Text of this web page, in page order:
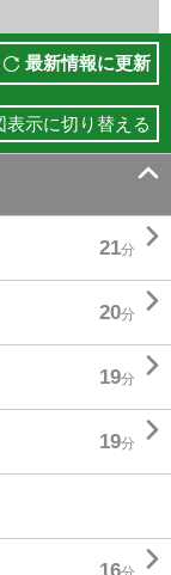
最新情報に更新
表示に切り替える

21分 
20分 
19分 
19分 
